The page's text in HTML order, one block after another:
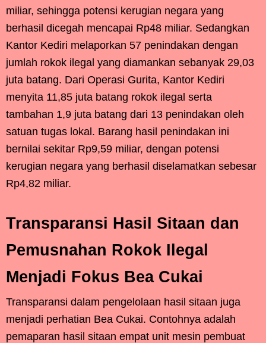
miliar, sehingga potensi kerugian negara yang
berhasil dicegah mencapai Rp48 miliar. Sedangkan
Kantor Kediri melaporkan 57 penindakan dengan
jumlah rokok ilegal yang diamankan sebanyak 29,03
juta batang. Dari Operasi Gurita, Kantor Kediri
menyita 11,85 juta batang rokok ilegal serta
tambahan 1,9 juta batang dari 13 penindakan oleh
satuan tugas lokal. Barang hasil penindakan ini
bernilai sekitar Rp9,59 miliar, dengan potensi
kerugian negara yang berhasil diselamatkan sebesar
Rp4,82 miliar.
Transparansi Hasil Sitaan dan
Pemusnahan Rokok Ilegal
Menjadi Fokus Bea Cukai
Transparansi dalam pengelolaan hasil sitaan juga
menjadi perhatian Bea Cukai. Contohnya adalah
pemaparan hasil sitaan empat unit mesin pembuat